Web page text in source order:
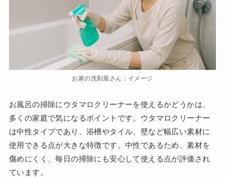
お家の洗剤屋さん：イメージ
お風呂の掃除にウタマロクリーナーを使えるかどうかは、
多くの家庭で気になるポイントです。ウタマロクリーナー
は中性タイプであり、浴槽やタイル、壁など幅広い素材に
使用できる点が大きな特徴です。中性であるため、素材を
傷めにくく、毎日の掃除にも安心して使える点が評価され
ています。